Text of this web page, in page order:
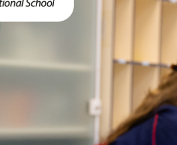
INFANTIL
todos os dias